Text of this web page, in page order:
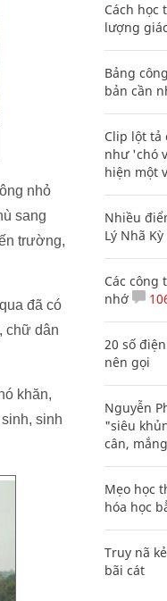
nhỏ
sang
trường,
đã có
chữ dân
khăn,
sinh
Cách học
lượng
Bảng
bản cần
Clip lột tả
như 'chó
hiện một
Nhiều
Lý Nhã Kỳ
Các công
nhớ
20 số
nên gọi
Nguyễn
"siêu
cân,
Mẹo học
hóa học
Truy nã
bãi cát